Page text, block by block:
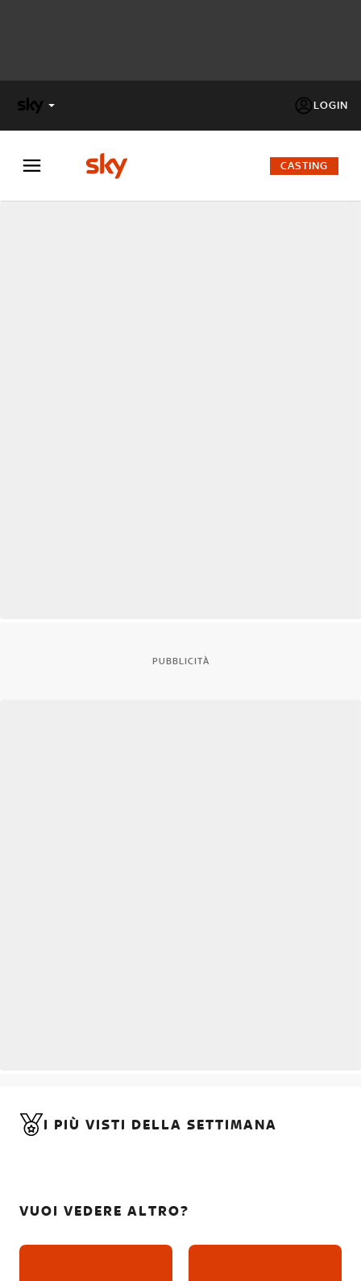
LOGIN
FACTOR
CASTING
PUBBLICITÀ
I PIÙ VISTI DELLA SETTIMANA
VUOI VEDERE ALTRO?